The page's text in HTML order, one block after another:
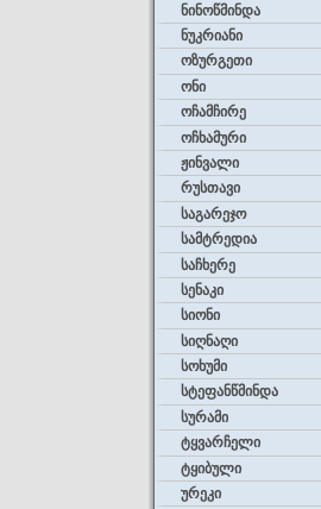
ნინოწმინდა
ნუკრიანი
ოზურგეთი
ონი
ოჩამჩირე
ოჩხამური
ჟინვალი
რუსთავი
საგარეჯო
სამტრედია
საჩხერე
სენაკი
სიონი
სიღნაღი
სოხუმი
სტეფანწმინდა
სურამი
ტყვარჩელი
ტყიბული
ურეკი